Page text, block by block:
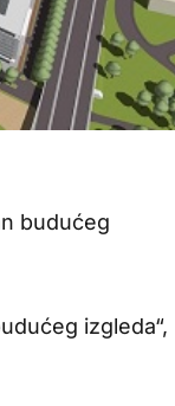
budućeg
izgleda“,